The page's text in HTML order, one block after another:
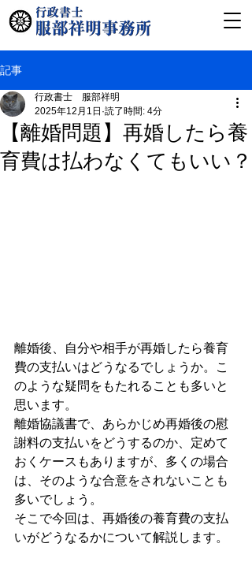
記事
【離婚問題】再婚したら養
育費は払わなくてもいい？
行政書士 服部祥明
2025年12月1日 読了時間: 4分
離婚後、自分や相手が再婚したら養育
費の支払いはどうなるでしょうか。こ
のような疑問をもたれることも多いと
思います。
離婚協議書で、あらかじめ再婚後の慰
謝料の支払いをどうするのか、定めて
おくケースもありますが、多くの場合
は、そのような合意をされないことも
多いでしょう。
そこで今回は、再婚後の養育費の支払
いがどうなるかについて解説します。